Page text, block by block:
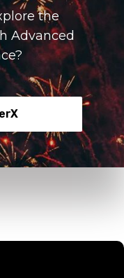
the
Advanced